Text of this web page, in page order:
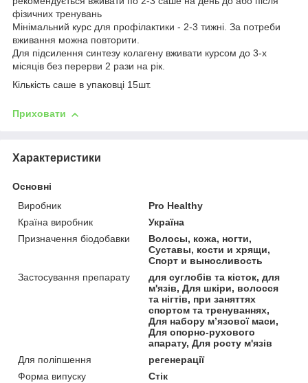
фізичних тренувань
Мінімальний курс для профілактики - 2-3 тижні. За потреби
вживання можна повторити.
Для підсилення синтезу колагену вживати курсом до 3-х
місяців без перерви 2 рази на рік.
Кількість саше в упаковці 15шт.
Приховати
Характеристики
Основні
Виробник
Pro Healthy
Країна виробник
Україна
Призначення біодобавки
Волосы, кожа, ногти,
Суставы, кости и хрящи,
Спорт и выносливость
Застосування препарату
для суглобів та кісток, для
м'язів, Для шкіри, волосся
та нігтів, при заняттях
спортом та тренуваннях,
Для набору м’язової маси,
Для опорно-рухового
апарату, Для росту м'язів
Для поліпшення
регенерації
Форма випуску
Стік